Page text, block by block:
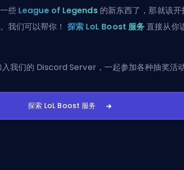
些 League of Legends的新东西了，那就该开
我们可以帮你！ 探索 LoL Boost 服务直接从你
入我们的 Discord Server ，一起参加各种抽奖活
探索 LoL Boost 服务